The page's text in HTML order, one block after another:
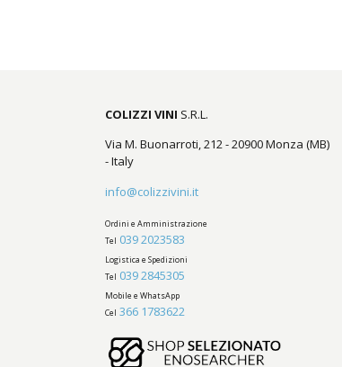
COLIZZI VINI S.R.L.
Via M. Buonarroti, 212 - 20900 Monza (MB)
- Italy
info@colizzivini.it
Ordini e Amministrazione
Tel 039 2023583
Logistica e Spedizioni
Tel 039 2845305
Mobile e WhatsApp
Cel 366 1783622